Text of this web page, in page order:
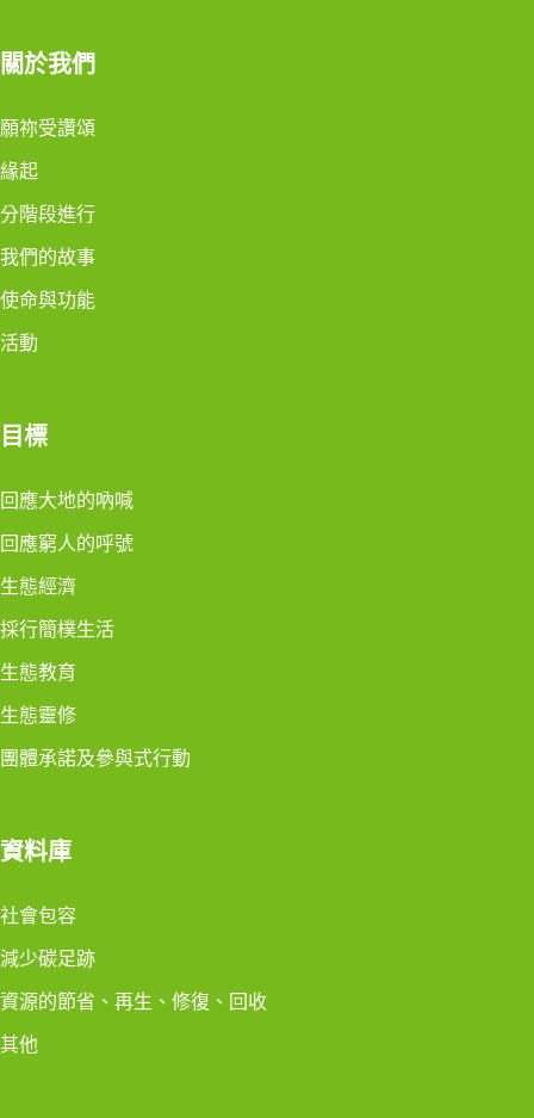
關於我們
願祢受讚頌
緣起
分階段進行
我們的故事
使命與功能
活動
目標
回應大地的吶喊
回應窮人的呼號
生態經濟
採行簡樸生活
生態教育
生態靈修
團體承諾及參與式行動
資料庫
社會包容
減少碳足跡
資源的節省、再生、修復、回收
其他